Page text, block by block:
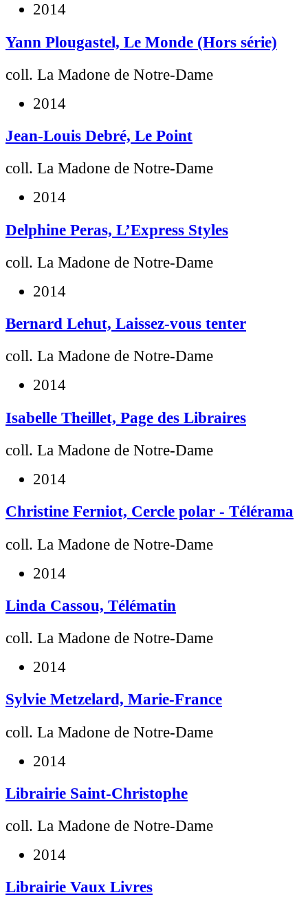
2014
Yann Plougastel, Le Monde (Hors série)
coll. La Madone de Notre-Dame
2014
Jean-Louis Debré, Le Point
coll. La Madone de Notre-Dame
2014
Delphine Peras, L’Express Styles
coll. La Madone de Notre-Dame
2014
Bernard Lehut, Laissez-vous tenter
coll. La Madone de Notre-Dame
2014
Isabelle Theillet, Page des Libraires
coll. La Madone de Notre-Dame
2014
Christine Ferniot, Cercle polar - Télérama
coll. La Madone de Notre-Dame
2014
Linda Cassou, Télématin
coll. La Madone de Notre-Dame
2014
Sylvie Metzelard, Marie-France
coll. La Madone de Notre-Dame
2014
Librairie Saint-Christophe
coll. La Madone de Notre-Dame
2014
Librairie Vaux Livres